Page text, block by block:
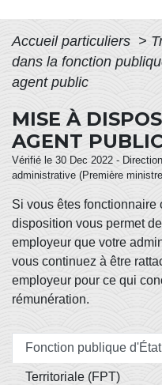
Accueil particuliers >
dans la fonction
agent public
MISE À
AGENT
Vérifié le 30 Dec 2022 -
administrative (Première
Si vous êtes fonctionnaire
disposition vous permet
employeur que votre
vous continuez à être
employeur pour ce qui
rémunération.
Fonction publique
Territoriale (FPT)